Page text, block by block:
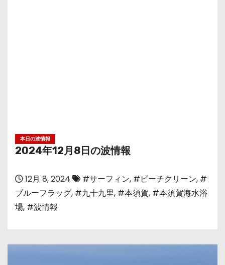
本日の波情報
2024年12月8日の波情報
12月 8, 2024 #サーフィン, #ビーチクリーン, #
ブルーフラッグ, #九十九里, #本須賀, #本須賀海水浴
場, #波情報